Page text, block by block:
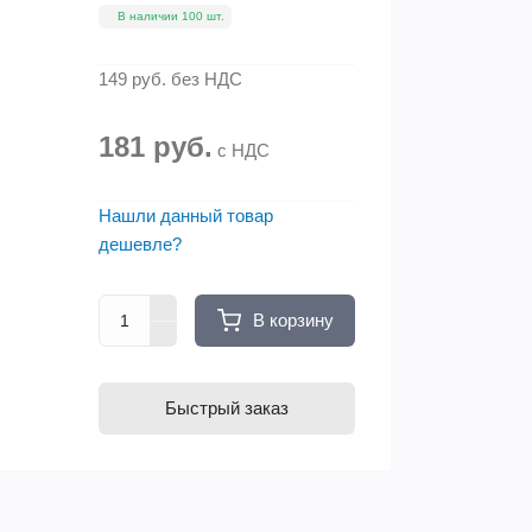
В наличии 100 шт.
149 руб. без НДС
181 руб. с НДС
Нашли данный товар
дешевле?
В корзину
Быстрый заказ